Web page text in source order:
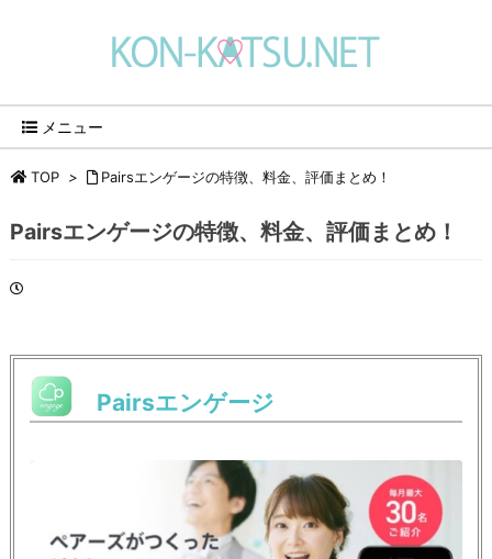
メニュー
TOP > Pairsエンゲージの特徴、料金、評価まとめ！
Pairsエンゲージの特徴、料金、評価まとめ！
Pairsエンゲージ